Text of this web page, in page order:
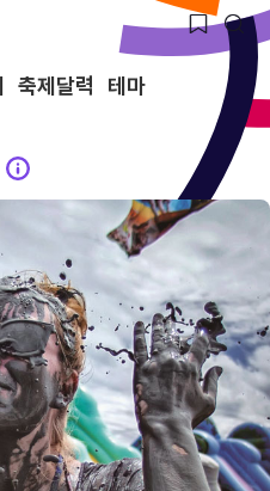
축제달력 테마